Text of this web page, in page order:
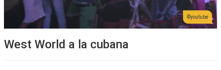
youtube
West World a la cubana